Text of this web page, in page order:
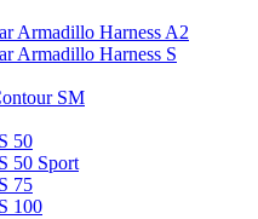
Armadillo Harness A2
Armadillo Harness S
SM
50
50 Sport
75
100